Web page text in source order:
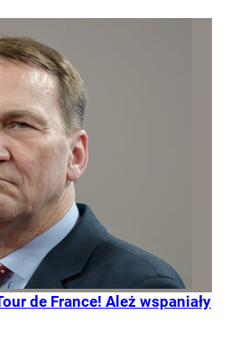
de France! Ależ wspaniały